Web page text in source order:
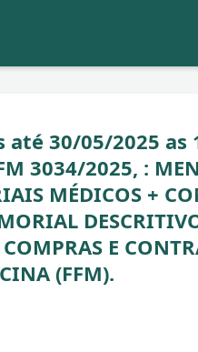
até 30/05/2025
2025, :
MÉDICOS +
E
(FFM).